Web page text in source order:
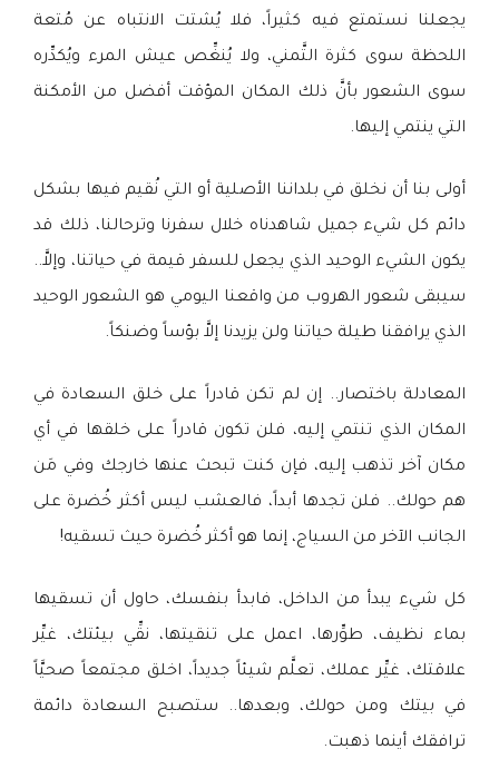
يجعلنا نستمتع فيه كثيراً، فلا يُشتت الانتباه عن مُتعة
اللحظة سوى كثرة التَّمني، ولا يُنغِّص عيش المرء ويُكدِّره
سوى الشعور بأنَّ ذلك المكان المؤقت أفضل من الأمكنة
التي ينتمي إليها.
أولى بنا أن نخلق في بلداننا الأصلية أو التي نُقيم فيها بشكل
دائم كل شيء جميل شاهدناه خلال سفرنا وترحالنا، ذلك قد
يكون الشيء الوحيد الذي يجعل للسفر قيمة في حياتنا، وإلاَّ..
سيبقى شعور الهروب من واقعنا اليومي هو الشعور الوحيد
الذي يرافقنا طيلة حياتنا ولن يزيدنا إلاَّ بؤساً وضنكاً.
المعادلة باختصار.. إن لم تكن قادراً على خلق السعادة في
المكان الذي تنتمي إليه، فلن تكون قادراً على خلقها في أي
مكان آخر تذهب إليه، فإن كنت تبحث عنها خارجك وفي مَن
هم حولك.. فلن تجدها أبداً، فالعشب ليس أكثر خُضرة على
الجانب الآخر من السياج، إنما هو أكثر خُضرة حيث تسقيه!
كل شيء يبدأ من الداخل، فابدأ بنفسك، حاول أن تسقيها
بماء نظيف، طوِّرها، اعمل على تنقيتها، نقِّي بيئتك، غيِّر
علاقتك، غيِّر عملك، تعلَّم شيئاً جديداً، اخلق مجتمعاً صحيَّاً
في بيتك ومن حولك، وبعدها.. ستصبح السعادة دائمة
ترافقك أينما ذهبت.